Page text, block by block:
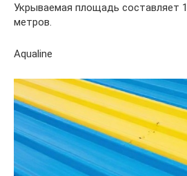
Укрываемая площадь составляет
метров.
Aqualine